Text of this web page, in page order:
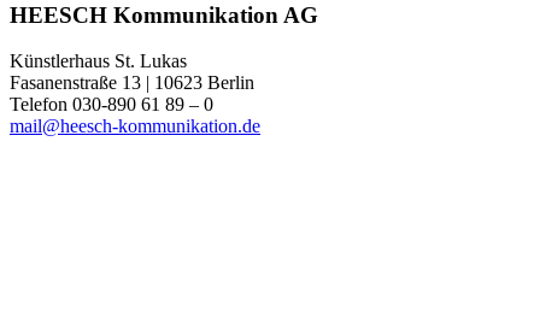
HEESCH Kommunikation AG
Künstlerhaus St. Lukas
Fasanenstraße 13 | 10623 Berlin
Telefon 030-890 61 89 – 0
mail@heesch-kommunikation.de